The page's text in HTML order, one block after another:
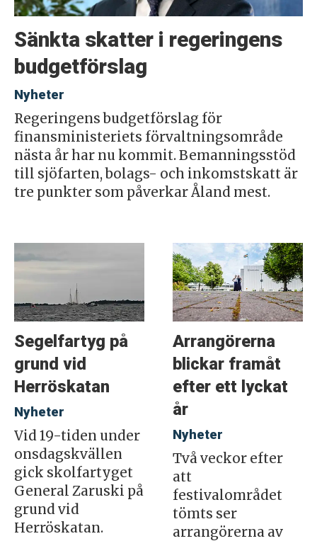
Sänkta skatter i regeringens
budgetförslag
Nyheter
Regeringens budgetförslag för
finansministeriets förvaltningsområde
nästa år har nu kommit. Bemanningsstöd
till sjöfarten, bolags- och inkomstskatt är
tre punkter som påverkar Åland mest.
Segelfartyg på
grund vid
Herröskatan
Nyheter
Vid 19-tiden under
onsdagskvällen
gick skolfartyget
General Zaruski på
grund vid
Herröskatan.
Arrangörerna
blickar framåt
efter ett lyckat
år
Nyheter
Två veckor efter
att
festivalområdet
tömts ser
arrangörerna av